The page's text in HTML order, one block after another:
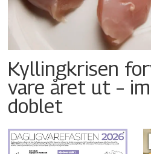
Kyllingkrisen
vare året ut –
doblet